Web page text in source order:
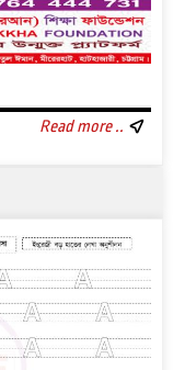
Read more ..